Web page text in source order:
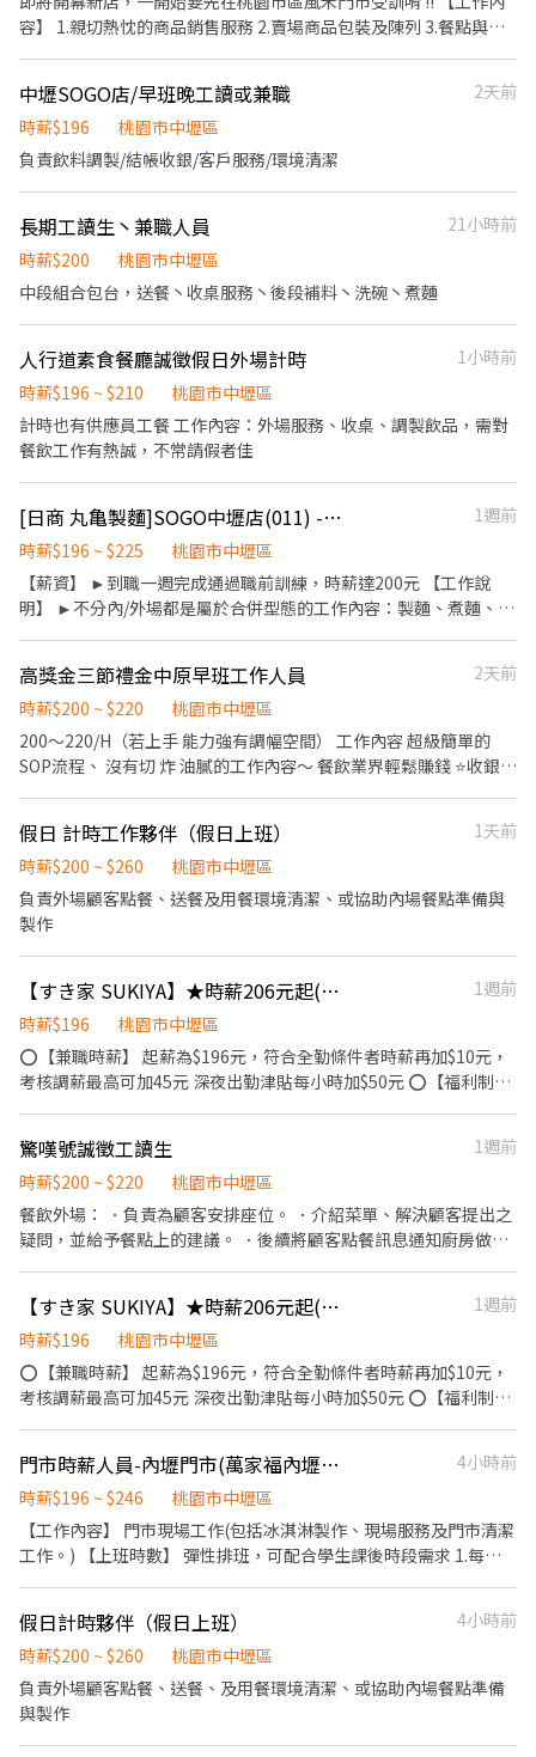
容】 1.親切熱忱的商品銷售服務 2.賣場商品包裝及陳列 3.餐點與飲
可視狀況調整) @可配合外送服務尤佳 @歡迎二度就業 【福利項
目】 @勞保、健保、團保、勞工退休金；特休 @婚喪喜慶補助、節
慶禮品 @聚餐補助 @免費員工制服 @定期健康檢查 @員工消費折
扣 (麥味登直營門市、炸鷄大獅、REAL真‧烘焙坊、綠野農莊) @尾
中壢SOGO店/早班晚工讀或兼職
2天前
時薪$196
桃園市中壢區
負責飲料調製/結帳收銀/客戶服務/環境清潔
長期工讀生丶兼職人員
21小時前
時薪$200
桃園市中壢區
中段組合包台，送餐丶收桌服務丶後段補料丶洗碗丶煮麵
人行道素食餐廳誠徵假日外場計時
1小時前
時薪$196 ~ $210
桃園市中壢區
計時也有供應員工餐 工作內容：外場服務、收桌、調製飲品，需對
餐飲工作有熱誠，不常請假者佳
[日商 丸亀製麵]SOGO中壢店(011) -長期兼職夥伴/工讀生/彈性排班
1週前
時薪$196 ~ $225
桃園市中壢區
【薪資】 ►到職一週完成通過職前訓練，時薪達200元 【工作說
明】 ►不分內/外場都是屬於合併型態的工作內容：製麵、煮麵、製
時請於主管確認排班時間） 【薪資福利】 1. 提供員工餐。 2. 國定假
日雙倍薪。 3. 提供優秀同仁績效獎金。 4. 久任獎金 5. 生日禮卷 6.
滿年資享特休假 7.福委會福利補助 ★★多項福利歡迎您加入我們
★★ 總是提供好吃日式餐飲的公司 台灣東利多(丸亀製麵)
高獎金三節禮金中原早班工作人員
2天前
時薪$200 ~ $220
桃園市中壢區
200～220/H（若上手 能力強有調幅空間） 工作內容 超級簡單的
SOP流程、 沒有切 炸 油膩的工作內容～ 餐飲業界輕鬆賺錢 ⭐️收銀送
假日 計時工作夥伴（假日上班）
1天前
時薪$200 ~ $260
桃園市中壢區
負責外場顧客點餐、送餐及用餐環境清潔、或協助內場餐點準備與
製作
【すき家 SUKIYA】★時薪206元起(含全勤)★中壢中山店
1週前
時薪$196
桃園市中壢區
⭕【兼職時薪】 起薪為$196元，符合全勤條件者時薪再加$10元，
考核調薪最高可加45元 深夜出勤津貼每小時加$50元 ⭕【福利制
健檢 ★勞保、健保，6％勞退提撥 ⭕【工作說明】 《內場》:餐點製
作、食材備料、進貨盤點 《外場》:接待服務顧客、收銀結帳、環境
整潔 用最快速的速度提供美味的牛丼！ 用最有元氣的服務使顧客露
出滿意的笑容！ ★開朗活潑有笑容 ★ＳＯＰ專業流程 ★無經驗可
成為全球第一的連鎖餐飲集團。 我們堅持使用安全及高品質的食
材，當場現點現作提供美味可口的日本國民美食-牛丼/咖哩，並以
格，強調食品安全，顧客安心。不論是單獨一人、與家人一起、朋
友一起，皆可享受用餐的樂趣。
驚嘆號誠徵工讀生
1週前
時薪$200 ~ $220
桃園市中壢區
餐飲外場： ．負責為顧客安排座位。 ．介紹菜單、解決顧客提出之
疑問，並給予餐點上的建議。 ．後續將顧客點餐訊息通知廚房做
清理工作環境、設備和餐具。 ．準備不同餐點所需要的食材。 ．協
助測量食材的容量與重量。 ．負責擺盤、打包外帶服務。 *會依資
歷能力表現調整時薪 *店內夥伴活潑好相處 *雖然是開放式小吃店，
但硬要裝冷氣 *老闆之前很帥，現在稍微發福 *看心情不定期聚餐，
【すき家 SUKIYA】★時薪206元起(含全勤)★中壢中原店
1週前
時薪$196
桃園市中壢區
⭕【兼職時薪】 起薪為$196元，符合全勤條件者時薪再加$10元，
考核調薪最高可加45元 深夜出勤津貼每小時加$50元 ⭕【福利制
健檢 ★勞保、健保，6％勞退提撥 ⭕【工作說明】 《內場》:餐點製
作、食材備料、進貨盤點 《外場》:接待服務顧客、收銀結帳、環境
整潔 用最快速的速度提供美味的牛丼！ 用最有元氣的服務使顧客露
出滿意的笑容！ ★開朗活潑有笑容 ★ＳＯＰ專業流程 ★無經驗可
★提供完善職前教育訓練 ⭕【經營理念】 我們是日本第一的速食連
成為全球第一的連鎖餐飲集團。 我們堅持使用安全及高品質的食
材，當場現點現作提供美味可口的日本國民美食-牛丼/咖哩，並以
舒適衛生的用餐環境、熱情用心的服務態度、平實親民的誠懇價
格，強調食品安全，顧客安心。不論是單獨一人、與家人一起、朋
友一起，皆可享受用餐的樂趣。
門市時薪人員-內壢門市(萬家福內壢店)
4小時前
時薪$196 ~ $246
桃園市中壢區
【工作內容】 門市現場工作(包括冰淇淋製作、現場服務及門市清潔
工作。) 【上班時數】 彈性排班，可配合學生課後時段需求 1.每週
學習訓練，來創造顧客無與倫比的冰淇淋體驗 1.新進學習訓練(教室
課程/實作課程訓練) 2.晉升訓練(時薪娛樂經理培訓課程) 【福利】
我們會依公司的經營成果，規劃員工福利讓夥伴和公司一起成長 1.
保險制度：勞保、健保、團保(意外險)、職災保險、退休金提撥6%
假日計時夥伴（假日上班）
4小時前
時薪$200 ~ $260
桃園市中壢區
負責外場顧客點餐、送餐、及用餐環境清潔、或協助內場餐點準備
與製作